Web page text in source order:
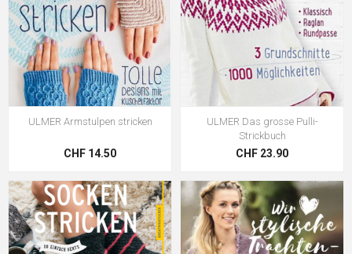
ULMER Armstulpen stricken
CHF 14.50
ULMER Das grosse Pulli-
Strickbuch
CHF 23.90